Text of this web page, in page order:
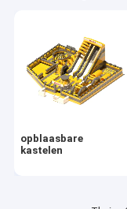
Opblaasbare
Opblaasbare
opblaasbaar
Zachte
opblaasbare
kastelen